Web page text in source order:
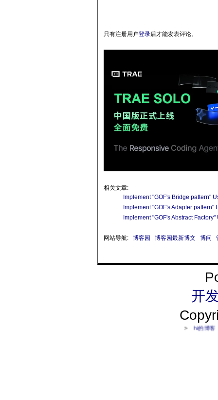
只有注册用户登录后才能发表评论。
相关文章:
Implement "GOF's Bridge pattern"
Implement "GOF's Adapter
Implement "GOF's Abstract
网站导航: 博客园 博客园最新博文 博问
开